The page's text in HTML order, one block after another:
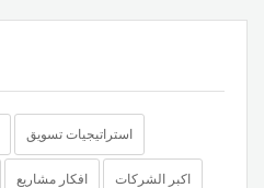
استراتيجيات تسويق
افكار مشاريع اكبر الشركات